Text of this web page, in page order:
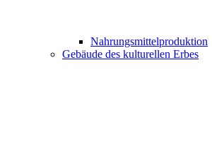
Nahrungsmittelproduktion
Gebäude des kulturellen Erbes